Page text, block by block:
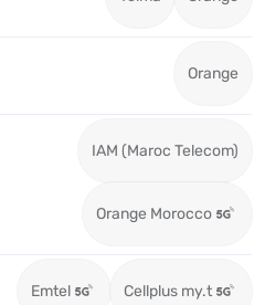
Orange
IAM (Maroc Telecom)
Orange Morocco
Emtel Cellplus my.t